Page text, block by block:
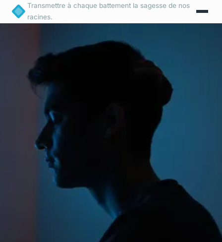
Transmettre à chaque battement la sagesse de nos
racines.